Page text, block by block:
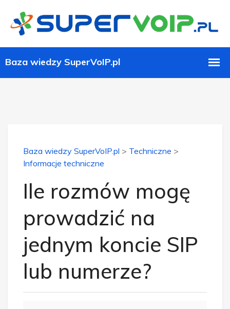
Baza wiedzy SuperVoIP.pl > Techniczne >
Informacje techniczne
Ile rozmów mogę
prowadzić na
jednym koncie SIP
lub numerze?